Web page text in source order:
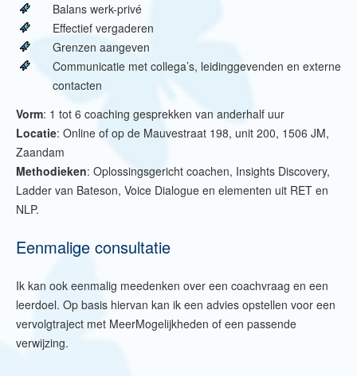
Balans werk-privé
Effectief vergaderen
Grenzen aangeven
Communicatie met collega’s, leidinggevenden en externe
contacten
Vorm: 1 tot 6 coaching gesprekken van anderhalf uur
Locatie: Online of op de Mauvestraat 198, unit 200, 1506 JM,
Zaandam
Methodieken: Oplossingsgericht coachen, Insights Discovery,
Ladder van Bateson, Voice Dialogue en elementen uit RET en
NLP.
Eenmalige consultatie
Ik kan ook eenmalig meedenken over een coachvraag en een
leerdoel. Op basis hiervan kan ik een advies opstellen voor een
vervolgtraject met MeerMogelijkheden of een passende
verwijzing.